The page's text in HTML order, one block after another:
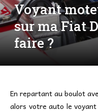
Voyant
sur ma Fiat
faire ?
En repartant au boulot
alors votre auto le